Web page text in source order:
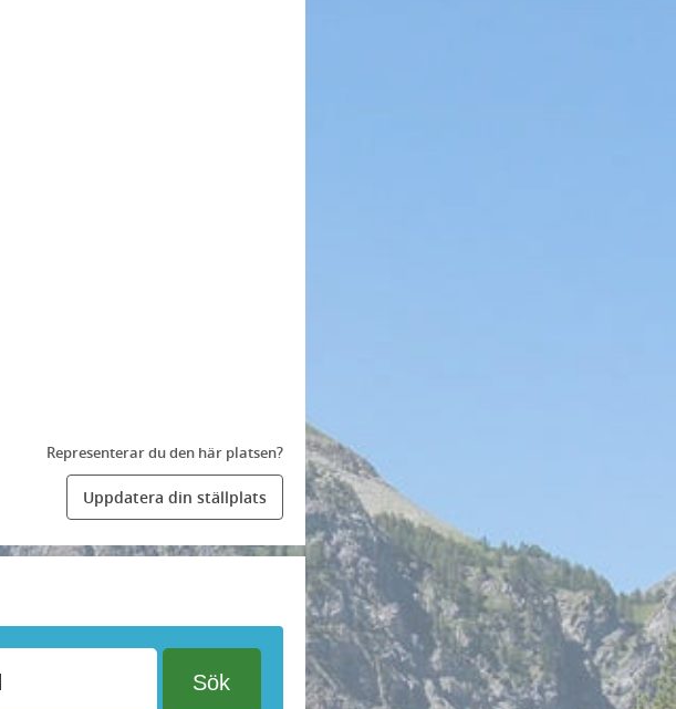
Representerar du den här platsen?
Uppdatera din ställplats